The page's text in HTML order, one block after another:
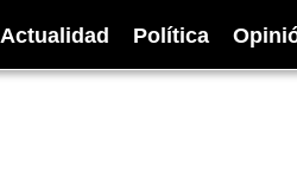
Actualidad Política